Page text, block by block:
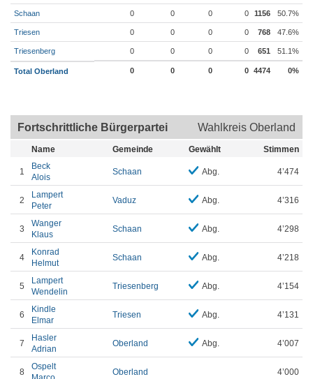
Schaan 0 0 0 0 1156 50.7%
Triesen 0 0 0 0 768 47.6%
Triesenberg 0 0 0 0 651 51.1%
Total Oberland 0 0 0 0 4474 0%
Fortschrittliche Bürgerpartei Wahlkreis Oberland
Name Gemeinde Gewählt Stimmen
1
Beck
Alois
Schaan Abg. 4’474
2
Lampert
Peter
Vaduz Abg. 4’316
3
Wanger
Klaus
Schaan Abg. 4’298
4
Konrad
Helmut
Schaan Abg. 4’218
5
Lampert
Wendelin
Triesenberg Abg. 4’154
6
Kindle
Elmar
Triesen Abg. 4’131
7
Hasler
Adrian
Oberland Abg. 4’007
8
Ospelt
Oberland 4’000